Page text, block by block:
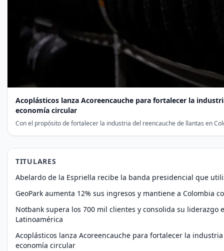
Acoplásticos lanza Acoreencauche para fortalecer la
economía circular
Con el propósito de fortalecer la industria del reencauche de llantas en
TITULARES
Abelardo de la Espriella recibe la banda presidencial que
GeoPark aumenta 12% sus ingresos y mantiene a Colombia
Notbank supera los 700 mil clientes y consolida su
Latinoamérica
Acoplásticos lanza Acoreencauche para fortalecer la
economía circular